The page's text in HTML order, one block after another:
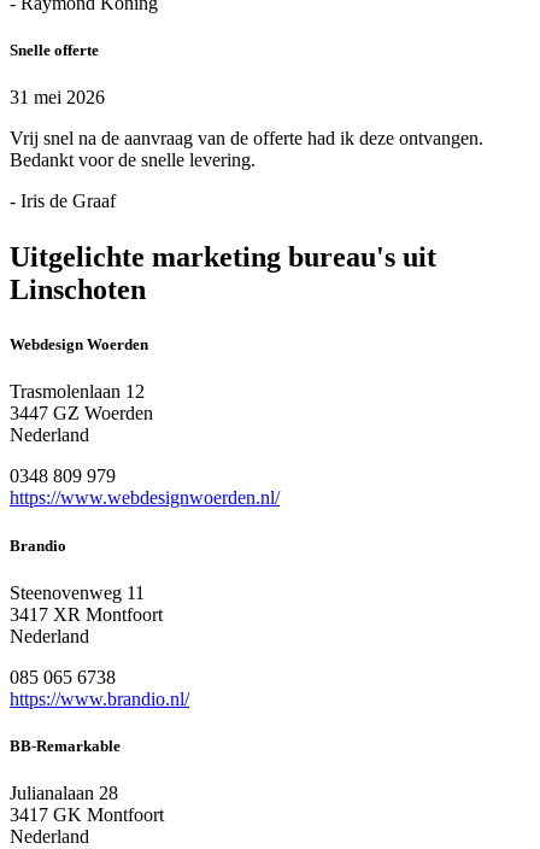
Snelle offerte
31 mei 2026
Vrij snel na de aanvraag van de offerte had ik deze ontvangen.
Bedankt voor de snelle levering.
- Iris de Graaf
Uitgelichte marketing bureau's uit
Linschoten
Webdesign Woerden
Trasmolenlaan 12
3447 GZ Woerden
Nederland
0348 809 979
https://www.webdesignwoerden.nl/
Brandio
Steenovenweg 11
3417 XR Montfoort
Nederland
085 065 6738
https://www.brandio.nl/
BB-Remarkable
Julianalaan 28
3417 GK Montfoort
Nederland